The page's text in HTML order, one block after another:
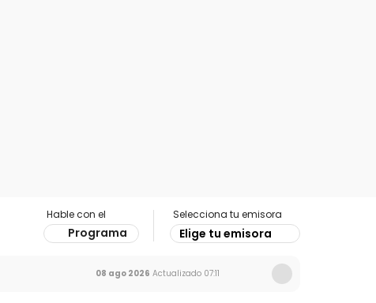
Hable con el
Programa
Selecciona tu emisora
Elige tu emisora
08 ago 2026 Actualizado 07:11